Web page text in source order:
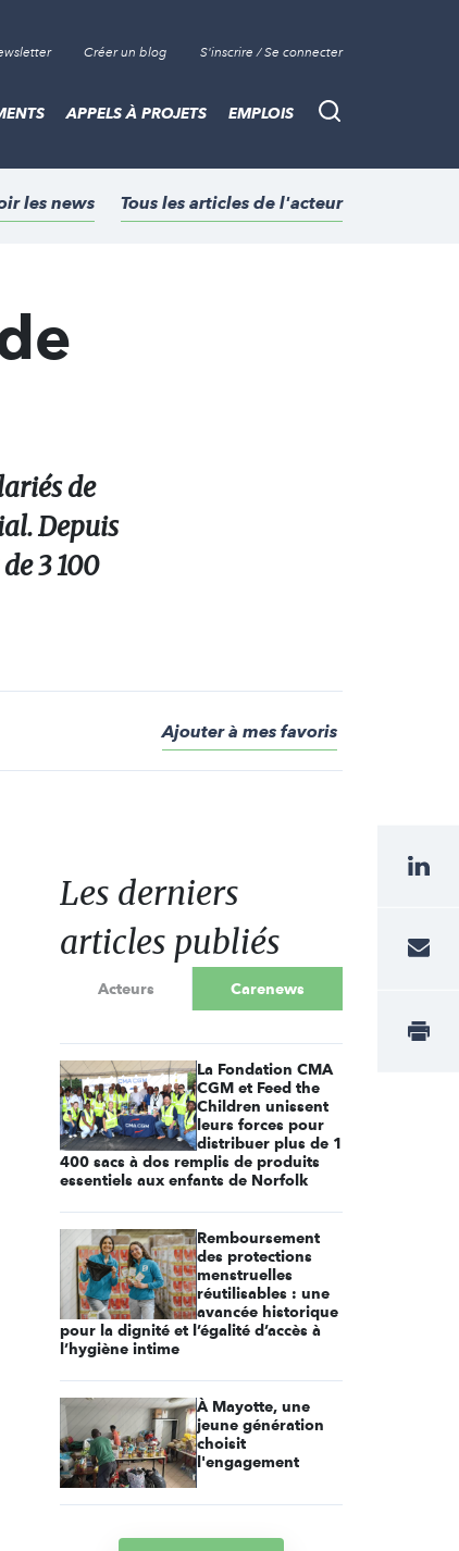
Créer un blog S'inscrire / Se connecter
Recherche
APPELS À PROJETS EMPLOIS
les news Tous les articles de l'acteur
de
Depuis
3 100
Ajouter à mes favoris
Les derniers
articles publiés
Acteurs Carenews
La Fondation CMA
CGM et Feed the
Children unissent
leurs forces pour
distribuer plus de 1
400 sacs à dos remplis de produits
essentiels aux enfants de Norfolk
Remboursement
des protections
menstruelles
réutilisables : une
avancée historique
pour la dignité et l’égalité d’accès à
l’hygiène intime
À Mayotte, une
jeune génération
choisit
l'engagement